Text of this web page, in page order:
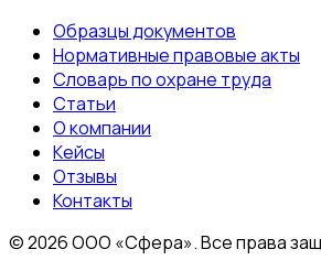
Образцы документов
Нормативные правовые акты
Словарь по охране труда
Статьи
О компании
Кейсы
Отзывы
Контакты
©2026ООО «Сфера». Все права